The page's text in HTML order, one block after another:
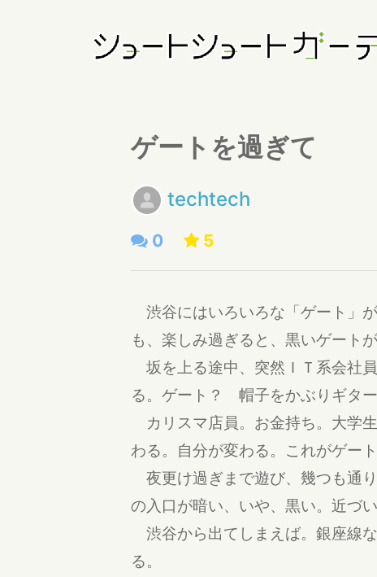
ゲートを過ぎて
techtech
0 5
渋谷にはいろいろな「ゲート」
も、楽しみ過ぎると、黒いゲート
坂を上る途中、突然ＩＴ系会社
る。ゲート？ 帽子をかぶりギター
カリスマ店員。お金持ち。大学
わる。自分が変わる。これがゲー
夜更け過ぎまで遊び、幾つも通
の入口が暗い、いや、黒い。近づ
渋谷から出てしまえば。銀座線
る。